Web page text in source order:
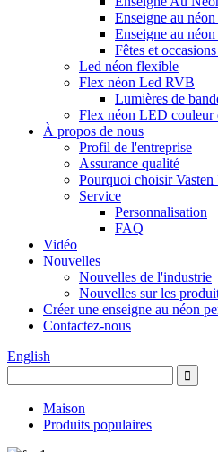
Enseigne au
Enseigne au
Fêtes et
Led néon flexible
Flex néon Led RVB
Lumières de
Flex néon LED couleur
À propos de nous
Profil de l'entreprise
Assurance qualité
Pourquoi choisir Vasten
Service
Personnalisation
FAQ
Vidéo
Nouvelles
Nouvelles de l'industrie
Nouvelles sur les
Créer une enseigne au néon
Contactez-nous
English
Maison
Produits populaires